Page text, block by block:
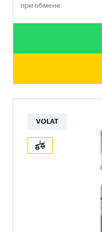
при обмене
VOLAT